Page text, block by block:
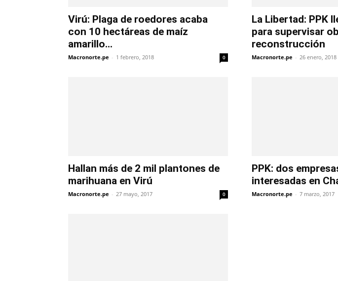
Virú: Plaga de roedores acaba
con 10 hectáreas de maíz
amarillo...
Macronorte.pe - 1 febrero, 2018 0
La Libertad: PPK
para supervisar
reconstrucción
Macronorte.pe - 26 enero, 2018
Hallan más de 2 mil plantones de
marihuana en Virú
Macronorte.pe - 27 mayo, 2017 0
PPK: dos
interesadas en
Macronorte.pe - 7 marzo, 2017